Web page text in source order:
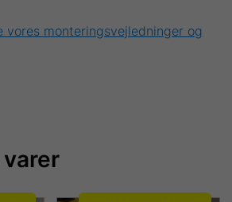
vores monteringsvejledninger og